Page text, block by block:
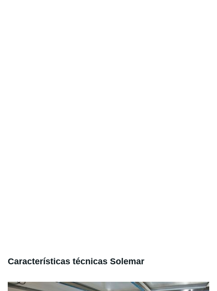
Características técnicas Solemar